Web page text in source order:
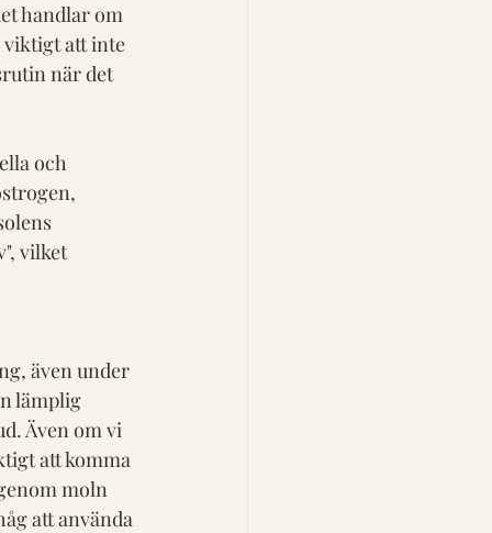
handlar om
viktigt att inte
när det
och
vilket
även under
lämplig
Även om vi
att komma
moln
att använda